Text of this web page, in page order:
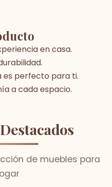
en casa.
es perfecto para ti.
a cada espacio.
de muebles para